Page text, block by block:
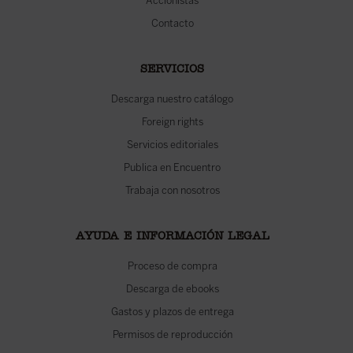
Contacto
SERVICIOS
Descarga nuestro catálogo
Foreign rights
Servicios editoriales
Publica en Encuentro
Trabaja con nosotros
AYUDA E INFORMACIÓN LEGAL
Proceso de compra
Descarga de ebooks
Gastos y plazos de entrega
Permisos de reproducción